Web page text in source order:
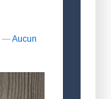
—Aucun